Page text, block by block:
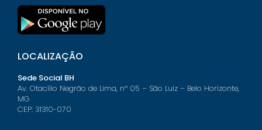
LOCALIZAÇÃO
Sede Social BH
Av. Otacílio Negrão de Lima, nº 05 – São Luiz – Belo Horizonte,
MG
CEP: 31310-070